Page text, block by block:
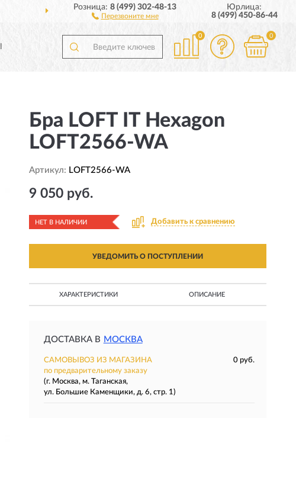
ДОСТАВИМ ПО ВСЕЙ РОССИИ
Розница:8 (499) 302-48-13
Перезвоните мне
Юрлица:
8 (499) 450-86-44
0 0
Бра LOFT IT Hexagon
LOFT2566-WA
Артикул: LOFT2566-WA
9 050 руб.
НЕТ В НАЛИЧИИ Добавить к сравнению
УВЕДОМИТЬ О ПОСТУПЛЕНИИ
ХАРАКТЕРИСТИКИ ОПИСАНИЕ
ДОСТАВКА В МОСКВА
САМОВЫВОЗ ИЗ МАГАЗИНА
0 руб.
по предварительному заказу
(г. Москва, м. Таганская,
ул. Большие Каменщики, д. 6, стр. 1)